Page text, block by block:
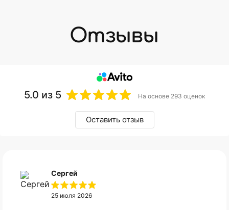
5.0 из 5 На основе 293 оценок
Оставить отзыв
Сергей
25 июля 2026